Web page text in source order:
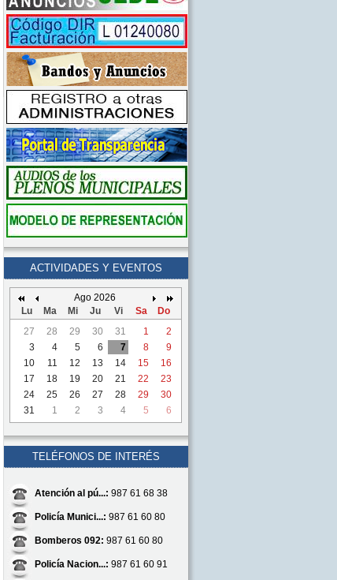
ACTIVIDADES Y EVENTOS
Ago 2026
Lu
Ma Mi Ju Vi Sa
Do
27
28 29 30 31 1
2
3
4 5 6 7 8
9
10
11 12 13 14 15
16
17
18 19 20 21 22
23
24
25 26 27 28 29
30
31
1 2 3 4 5 6
TELÉFONOS DE INTERÉS
Atención al pú...: 987 61 68 38
Policía Munici...: 987 61 60 80
Bomberos 092: 987 61 60 80
Policía Nacion...: 987 61 60 91